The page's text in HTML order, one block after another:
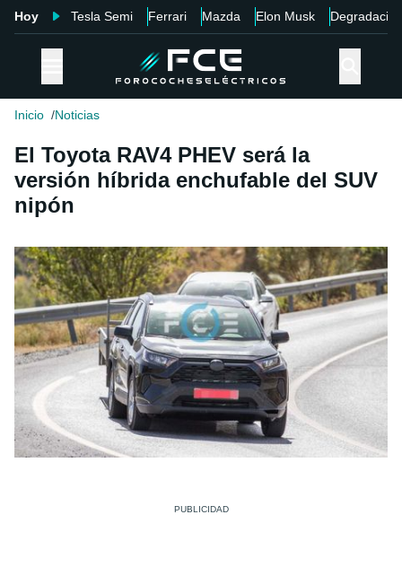
Hoy Tesla Semi Ferrari Mazda Elon Musk Degradación
Inicio Noticias
El Toyota RAV4 PHEV será la
versión híbrida enchufable del SUV
nipón